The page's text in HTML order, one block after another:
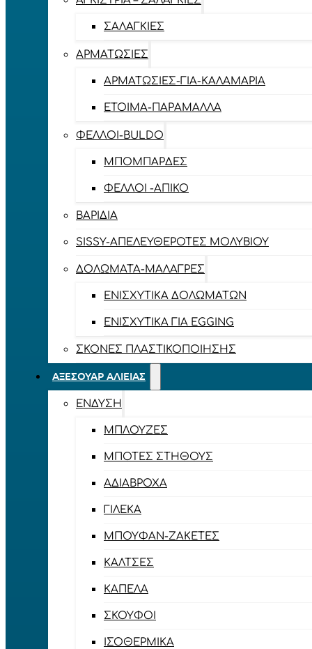
ΣΑΛΑΓΚΙΈΣ
ΑΡΜΑΤΩΣΙΈΣ
ΑΡΜΑΤΩΣΙΈΣ-ΓΙΑ-ΚΑΛΑΜΆΡΙΑ
ΈΤΟΙΜΑ-ΠΑΡΆΜΑΛΛΑ
ΦΕΛΛΟΊ-BULDO
ΜΠΟΜΠΆΡΔΕΣ
ΦΕΛΛΟΊ -ΑΠΊΚΟ
ΒΑΡΊΔΙΑ
SISSY-ΑΠΕΛΕΥΘΕΡΟΤΈΣ ΜΟΛΥΒΙΟΎ
ΔΟΛΏΜΑΤΑ-ΜΑΛΆΓΡΕΣ
ΕΝΙΣΧΥΤΙΚΆ ΔΟΛΩΜΆΤΩΝ
ΕΝΙΣΧΥΤΙΚΆ ΓΙΑ EGGING
ΣΚΌΝΕΣ ΠΛΑΣΤΙΚΟΠΟΊΗΣΗΣ
ΑΞΕΣΟΥΆΡ ΑΛΙΕΊΑΣ
ΈΝΔΥΣΗ
ΜΠΛΟΎΖΕΣ
ΜΠΌΤΕΣ ΣΤΉΘΟΥΣ
ΑΔΙΆΒΡΟΧΑ
ΓΙΛΈΚΑ
ΜΠΟΥΦΆΝ-ΖΑΚΈΤΕΣ
ΚΆΛΤΣΕΣ
ΚΑΠΈΛΑ
ΣΚΟΎΦΟΙ
ΙΣΟΘΕΡΜΙΚΆ